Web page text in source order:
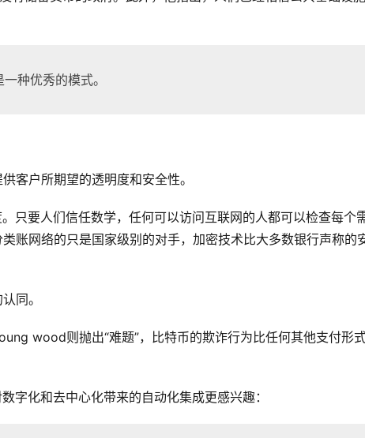
种优秀的模式。
客户所期望的透明度和安全性。
只要人们信任数学，任何可以访问互联网的人都可以检查每个
账网络的只是国家级别的对手，加密技术比大多数银行声称的
同。
wood则抛出“难题”，比特币的欺诈行为比任何其他支付形
字化和去中心化带来的自动化集成更感兴趣：